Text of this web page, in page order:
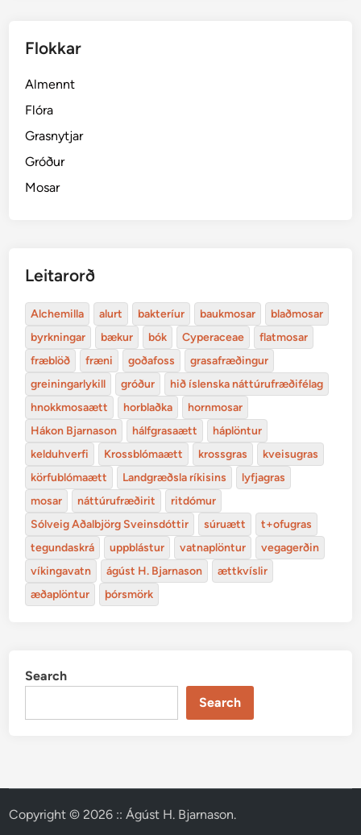
Flokkar
Almennt
Flóra
Grasnytjar
Gróður
Mosar
Leitarorð
Alchemilla alurt bakteríur baukmosar
blaðmosar
byrkningar
bækur bók Cyperaceae
flatmosar
fræblöð
fræni goðafoss
grasafræðingur
greiningarlykill
gróður
hið íslenska náttúrufræðifélag
hnokkmosaætt
horblaðka
hornmosar
Hákon Bjarnason
hálfgrasaætt
háplöntur
kelduhverfi
Krossblómaætt krossgras
kveisugras
körfublómaætt
Landgræðsla ríkisins
lyfjagras
mosar
náttúrufræðirit
ritdómur
Sólveig Aðalbjörg Sveinsdóttir
súruætt
t+ofugras
tegundaskrá
uppblástur vatnaplöntur
vegagerðin
víkingavatn
ágúst H. Bjarnason
ættkvíslir
æðaplöntur
þórsmörk
Search
Search
Copyright © 2026 :: Ágúst H. Bjarnason.